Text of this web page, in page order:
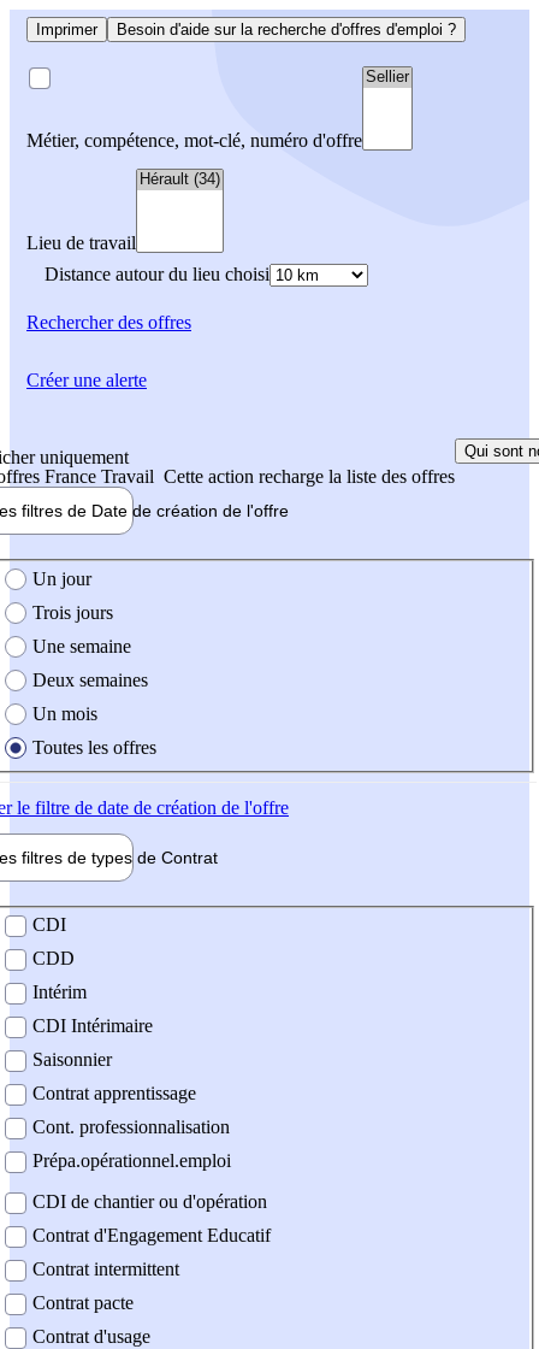
Imprimer Besoin d'aide sur la recherche d'offres d'emploi ?
Métier, compétence, mot-clé, numéro d'offre
Lieu de travail
Distance autour du lieu choisi
Rechercherdes offres
uniquement
France Travail Cette action recharge la liste des offres
Qui sont
filtres de Date de création de l'offre
création de l'offre
Un jour
Trois jours
Une semaine
Deux semaines
Un mois
Toutes les offres
le filtre de date de création de l'offre
filtres de types de Contrat
contrat
CDI
CDD
Intérim
CDI Intérimaire
Saisonnier
Contrat apprentissage
Cont. professionnalisation
Prépa.opérationnel.emploi
CDI de chantier ou d'opération
Contrat d'Engagement Educatif
Contrat intermittent
Contrat pacte
Contrat d'usage
Créer une alerte